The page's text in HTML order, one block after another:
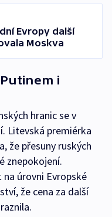
Evropy další
Moskva
i
hranic se v
Litevská premiérka
že přesuny ruských
znepokojení.
úrovni Evropské
že cena za další